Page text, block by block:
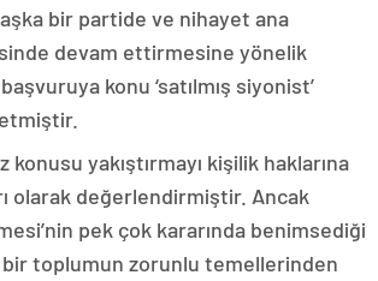
bir partide ve nihayet ana
devam ettirmesine yönelik
konu ‘satılmış siyonist’
konusu yakıştırmayı kişilik haklarına
olarak değerlendirmiştir. Ancak
pek çok kararında benimsediği
toplumun zorunlu temellerinden